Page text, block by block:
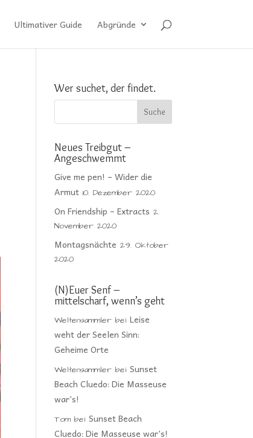
Ultimativer Guide Abgründe
Wer suchet, der findet.
Neues Treibgut –
Angeschwemmt
Give me pen! – Wider die
Armut 10. Dezember 2020
On Friendship – Extracts 2.
November 2020
Montagsnächte 29. Oktober
2020
(N)Euer Senf –
mittelscharf, wenn’s geht
Weltensammler beiLeise
weht der Seelen Sinn:
Geheime Orte
Weltensammler beiSunset
Beach Cluedo: Die Masseuse
war’s!
Tom beiSunset Beach
Cluedo: Die Masseuse war’s!